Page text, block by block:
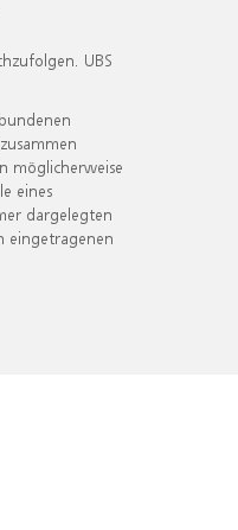
UBS
möglicherweise
eines
dargelegten
eingetragenen